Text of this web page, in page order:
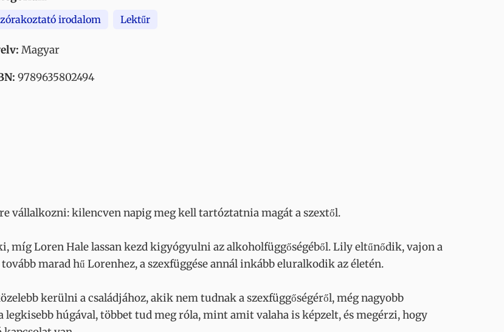
irodalom Lektűr
Magyar
9789635802494
vállalkozni: kilencven napig meg kell tartóztatnia magát a szextől.
Loren Hale lassan kezd kigyógyulni az alkoholfüggőségéből. Lily eltűnődik, vajon a
marad hű Lorenhez, a szexfüggése annál inkább eluralkodik az életén.
kerülni a családjához, akik nem tudnak a szexfüggőségéről, még nagyobb
húgával, többet tud meg róla, mint amit valaha is képzelt, és megérzi, hogy